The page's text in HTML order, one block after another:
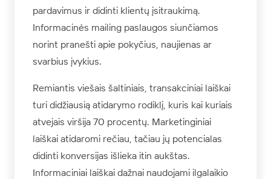
pardavimus ir didinti klientų įsitraukimą.
Informacinės mailing paslaugos siunčiamos
norint pranešti apie pokyčius, naujienas ar
svarbius įvykius.
Remiantis viešais šaltiniais, transakciniai laiškai
turi didžiausią atidarymo rodiklį, kuris kai kuriais
atvejais viršija 70 procentų. Marketinginiai
laiškai atidaromi rečiau, tačiau jų potencialas
didinti konversijas išlieka itin aukštas.
Informaciniai laiškai dažnai naudojami ilgalaikio